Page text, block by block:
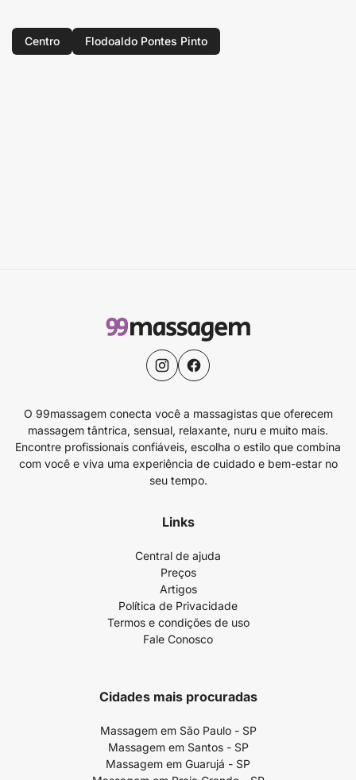
Centro Flodoaldo Pontes Pinto
O 99massagem conecta você a massagistas que oferecem
massagem tântrica, sensual, relaxante, nuru e muito mais.
Encontre profissionais confiáveis, escolha o estilo que combina
com você e viva uma experiência de cuidado e bem-estar no
seu tempo.
Links
Central de ajuda
Preços
Artigos
Política de Privacidade
Termos e condições de uso
Fale Conosco
Cidades mais procuradas
Massagem em São Paulo - SP
Massagem em Santos - SP
Massagem em Guarujá - SP